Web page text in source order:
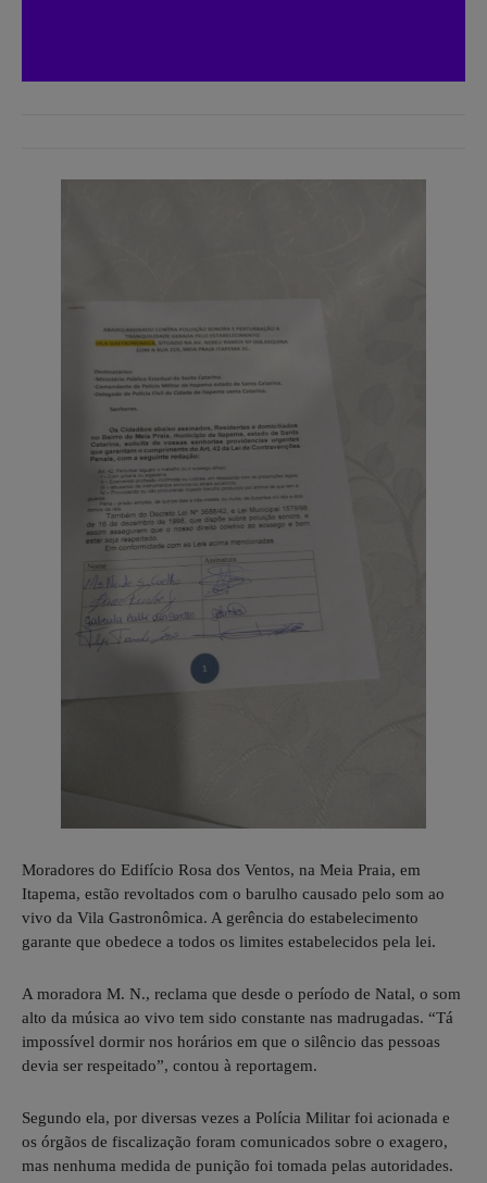
Moradores do Edifício Rosa dos Ventos, na Meia Praia, em
Itapema, estão revoltados com o barulho causado pelo som ao
vivo da Vila Gastronômica. A gerência do estabelecimento
garante que obedece a todos os limites estabelecidos pela lei.
A moradora M. N., reclama que desde o período de Natal, o som
alto da música ao vivo tem sido constante nas madrugadas. “Tá
impossível dormir nos horários em que o silêncio das pessoas
devia ser respeitado”, contou à reportagem.
Segundo ela, por diversas vezes a Polícia Militar foi acionada e
os órgãos de fiscalização foram comunicados sobre o exagero,
mas nenhuma medida de punição foi tomada pelas autoridades.